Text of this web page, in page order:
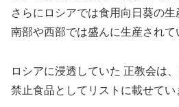
さらにロシアでは食用向日葵の
南部や西部では盛んに生産されて
ロシアに浸透していた 正教会は
禁止食品としてリストに載せてい